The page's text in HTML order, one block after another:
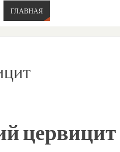
ГЛАВНАЯ
цервицит